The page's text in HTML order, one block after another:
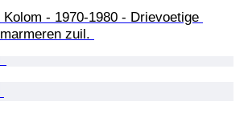
marmeren zuil.